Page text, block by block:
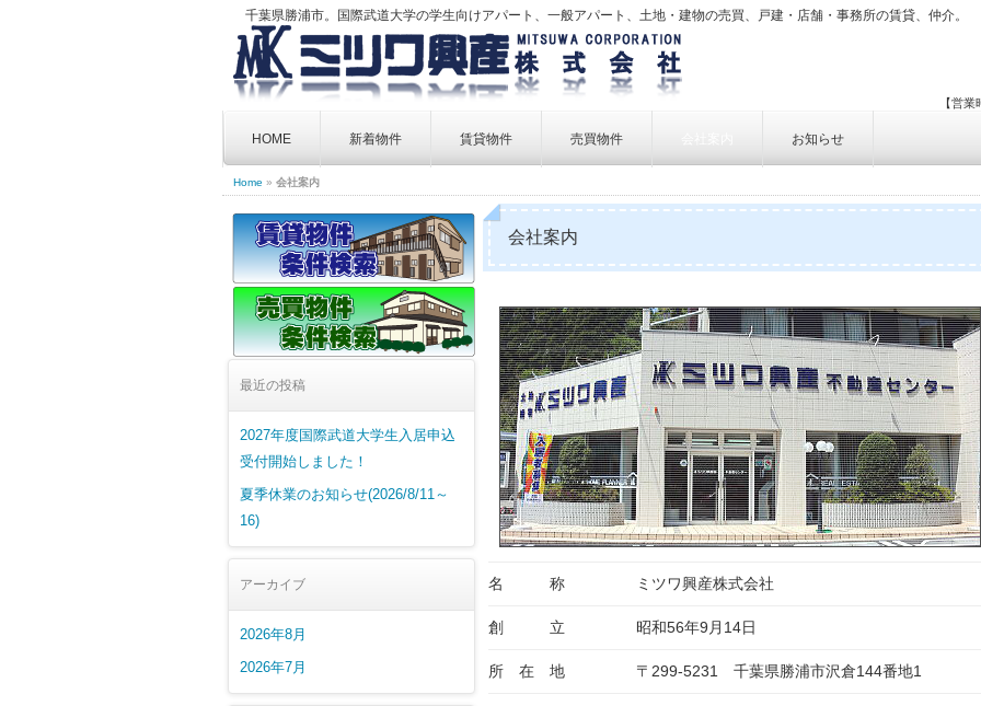
千葉県勝浦市。国際武道大学の学生向けアパート、一般アパート、土地・建物の売買、戸建・店舗・事務所の賃貸、仲介。
【営
contentHOME 新着物件 賃貸物件
賃貸物件検索
売買物件
お問い合せ
お知らせ
Home » 会社案内
会社案内
名 称 ミツワ興産株式会社
創 立 昭和56年9月14日
所 在 地 〒299-5231 千葉県勝浦市沢倉144番地1
最近の投稿
2027年度国際武道大学生入居申込
受付開始しました！
夏季休業のお知らせ(2026/8/11～
16)
アーカイブ
2026年8月
2026年7月